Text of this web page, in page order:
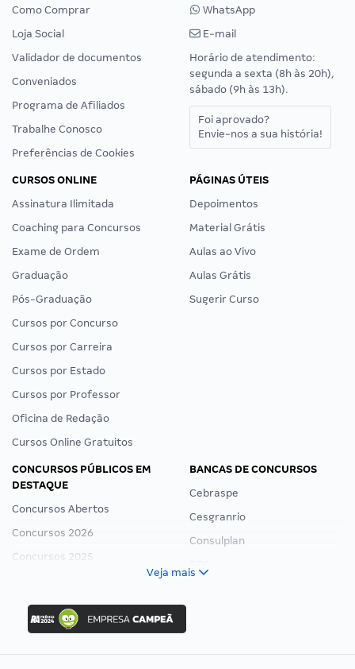
Como Comprar
Loja Social
Validador de documentos
Conveniados
Programa de Afiliados
Trabalhe Conosco
Preferências de Cookies
WhatsApp
E-mail
Horário de atendimento:
segunda a sexta (8h às 20h),
sábado (9h às 13h).
Foi aprovado?
Envie-nos a sua história!
CURSOS ONLINE
Assinatura Ilimitada
Coaching para Concursos
Exame de Ordem
Graduação
Pós-Graduação
Cursos por Concurso
Cursos por Carreira
Cursos por Estado
Cursos por Professor
Oficina de Redação
Cursos Online Gratuitos
PÁGINAS ÚTEIS
Depoimentos
Material Grátis
Aulas ao Vivo
Aulas Grátis
Sugerir Curso
CONCURSOS PÚBLICOS EM
DESTAQUE
Concursos Abertos
Concursos 2026
Concursos 2025
Concurso Ibama
Concurso MPU
Editais publicados
BANCAS DE CONCURSOS
Cebraspe
Cesgranrio
Consulplan
Veja mais